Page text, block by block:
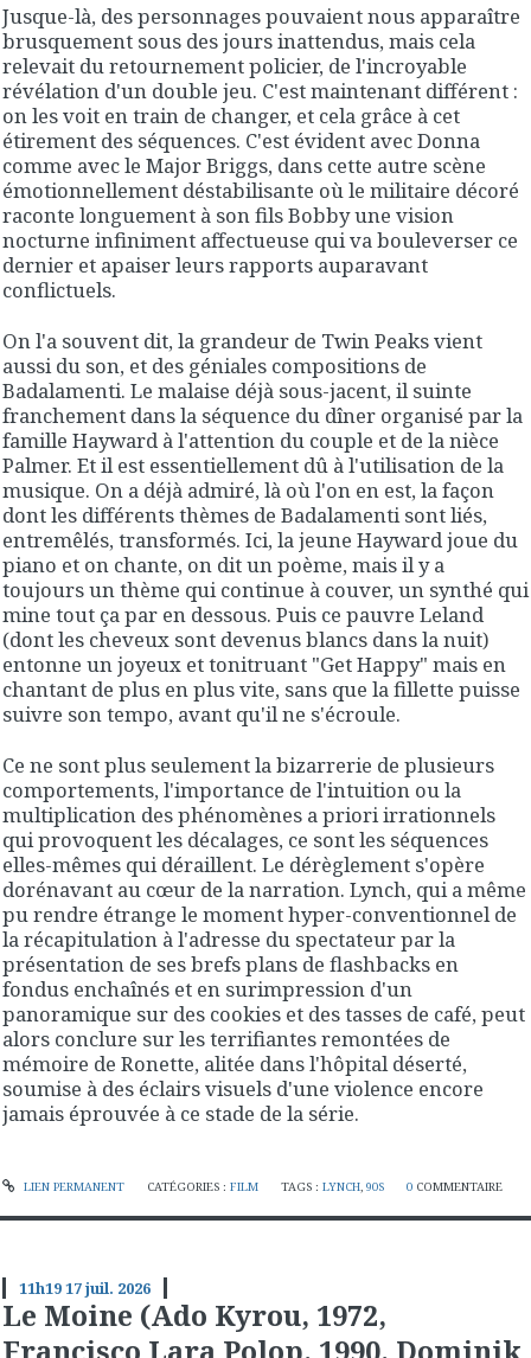
Jusque-là, des personnages pouvaient nous apparaître
brusquement sous des jours inattendus, mais cela
relevait du retournement policier, de l'incroyable
révélation d'un double jeu. C'est maintenant différent :
on les voit en train de changer, et cela grâce à cet
étirement des séquences. C'est évident avec Donna
comme avec le Major Briggs, dans cette autre scène
émotionnellement déstabilisante où le militaire décoré
raconte longuement à son fils Bobby une vision
nocturne infiniment affectueuse qui va bouleverser ce
dernier et apaiser leurs rapports auparavant
conflictuels.
On l'a souvent dit, la grandeur de Twin Peaks vient
aussi du son, et des géniales compositions de
Badalamenti. Le malaise déjà sous-jacent, il suinte
franchement dans la séquence du dîner organisé par la
famille Hayward à l'attention du couple et de la nièce
Palmer. Et il est essentiellement dû à l'utilisation de la
musique. On a déjà admiré, là où l'on en est, la façon
dont les différents thèmes de Badalamenti sont liés,
entremêlés, transformés. Ici, la jeune Hayward joue du
piano et on chante, on dit un poème, mais il y a
toujours un thème qui continue à couver, un synthé qui
mine tout ça par en dessous. Puis ce pauvre Leland
(dont les cheveux sont devenus blancs dans la nuit)
entonne un joyeux et tonitruant "Get Happy" mais en
chantant de plus en plus vite, sans que la fillette puisse
suivre son tempo, avant qu'il ne s'écroule.
Ce ne sont plus seulement la bizarrerie de plusieurs
comportements, l'importance de l'intuition ou la
multiplication des phénomènes a priori irrationnels
qui provoquent les décalages, ce sont les séquences
elles-mêmes qui déraillent. Le dérèglement s'opère
dorénavant au cœur de la narration. Lynch, qui a même
pu rendre étrange le moment hyper-conventionnel de
la récapitulation à l'adresse du spectateur par la
présentation de ses brefs plans de flashbacks en
fondus enchaînés et en surimpression d'un
panoramique sur des cookies et des tasses de café, peut
alors conclure sur les terrifiantes remontées de
mémoire de Ronette, alitée dans l'hôpital déserté,
soumise à des éclairs visuels d'une violence encore
jamais éprouvée à ce stade de la série.
LIEN PERMANENT CATÉGORIES : FILM TAGS :LYNCH ,90S 0 COMMENTAIRE
11h1917juil. 2026
Le Moine (Ado Kyrou, 1972,
Francisco Lara Polop, 1990, Dominik